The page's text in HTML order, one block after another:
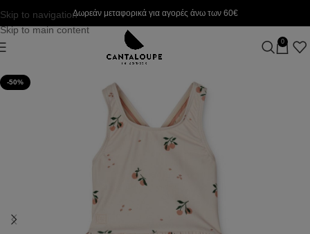
Skip to navigation
Skip to main content
Δωρεάν μεταφορικά για αγορές άνω των 60€
0
-50%